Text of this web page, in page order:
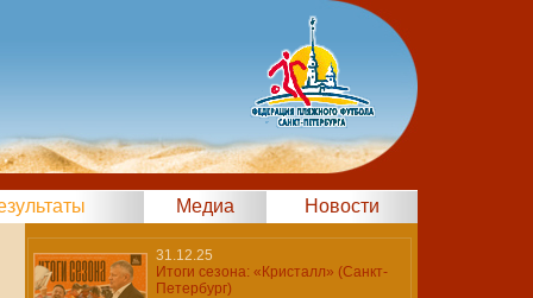
Медиа Новости
31.12.25
Итоги сезона: «Кристалл» (Санкт-
Петербург)